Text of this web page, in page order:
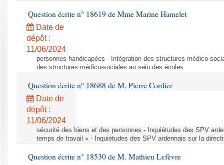
Question écrite n° 18619 de Mme Marine Hamelet
Date de
dépôt :
11/06/2024
personnes handicapées - Intégration des structures médico-
des structures médico-sociales au sein des écoles
Question écrite n° 18688 de M. Pierre Cordier
Date de
dépôt :
11/06/2024
sécurité des biens et des personnes - Inquiétudes des SPV
temps de travail » - Inquiétudes des SPV ardennais sur la
Question écrite n° 18530 de M. Mathieu Lefèvre